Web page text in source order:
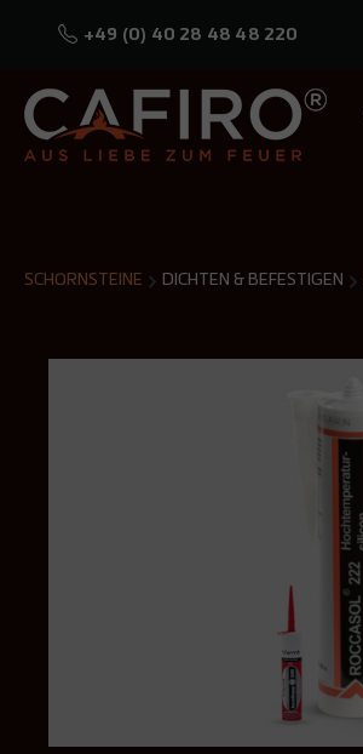
+49 (0) 40 28 48 48 220
SCHORNSTEINE DICHTEN & BEFESTIGEN